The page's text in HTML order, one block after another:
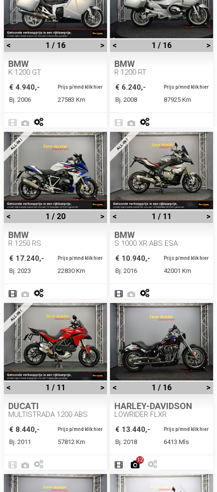
< 1 / 16 >
BMW
K 1200 GT
€ 4.940,-
Prijs p/mnd klik hier
Bj. 2006 27583 Km
< 1 / 16 >
BMW
R 1200 RT
€ 6.240,-
Prijs p/mnd klik hier
Bj. 2008 87925 Km
< 1 / 20 >
BMW
R 1250 RS
€ 17.240,-
Prijs p/mnd klik hier
Bj. 2023 22830 Km
< 1 / 11 >
BMW
S 1000 XR ABS ESA
€ 10.940,-
Prijs p/mnd klik hier
Bj. 2016 42001 Km
< 1 / 11 >
DUCATI
MULTISTRADA 1200 ABS
€ 8.440,-
Prijs p/mnd klik hier
Bj. 2011 57812 Km
< 1 / 16 >
HARLEY-DAVIDSON
LOWRIDER FLXR
€ 13.440,-
Prijs p/mnd klik hier
Bj. 2018 6413 Mls
12